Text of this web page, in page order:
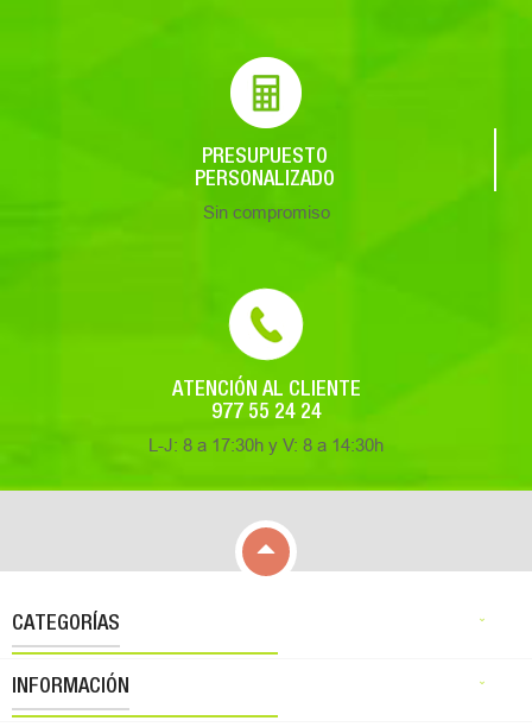
PRESUPUESTO
PERSONALIZADO
Sin compromiso
ATENCIÓN AL CLIENTE
977 55 24 24
L-J: 8 a 17:30h y V: 8 a 14:30h

CATEGORÍAS 
INFORMACIÓN 